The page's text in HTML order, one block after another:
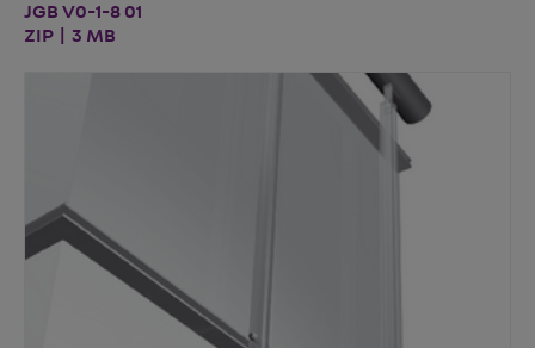
JGB V0-1-8 01
ZIP | 3 MB